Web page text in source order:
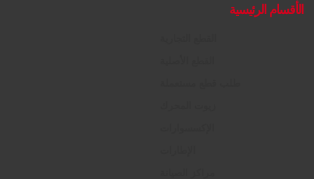
الأقسام الرئيسية